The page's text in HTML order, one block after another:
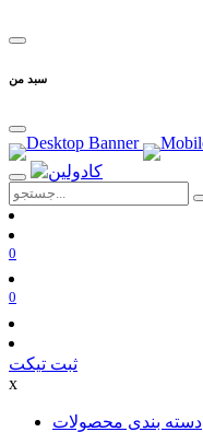
سبد من
0
0
ثبت تیکت
x
دسته بندی محصولات